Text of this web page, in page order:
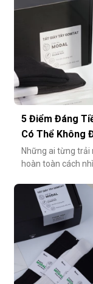
5 Điểm Đáng
Có Thể Không
Những ai từng trải
hoàn toàn cách
modal cao cấp –
nhưng lại ảnh
ngày.Chất liệu sợi